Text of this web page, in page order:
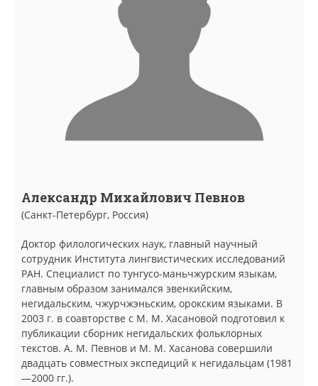
Александр Михайлович Певнов
(Санкт-Петербург, Россия)
Доктор филологических наук, главный научный
сотрудник Института лингвистических исследований
РАН. Специалист по тунгусо-маньчжурским языкам,
главным образом занимался эвенкийским,
негидальским, чжурчжэньским, орокским языками. В
2003 г. в соавторстве с М. М. Хасановой подготовил к
публикации сборник негидальских фольклорных
текстов. А. М. Певнов и М. М. Хасанова совершили
двадцать совместных экспедиций к негидальцам (1981
—2000 гг.).